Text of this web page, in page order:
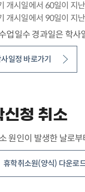
개시일에서 60일이 지
개시일에서 90일이 지
업일수 경과일은 학사
일정 바로가기
신청 취소
원인이 발생한 날로
휴학취소원(양식) 다운로